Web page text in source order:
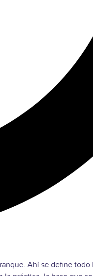
Ahí se define